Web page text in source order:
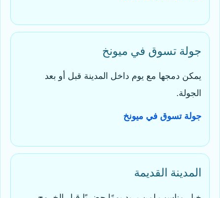
جولة تسوق في ميونخ
يمكن دمجها مع يوم داخل المدينة قبل أو بعد
الجولة.
جولة تسوق في ميونخ
المدينة القديمة